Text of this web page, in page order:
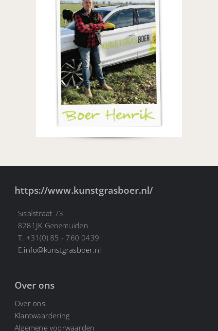
https://www.kunstgrasboer.nl/
Sisalstraat 73
8281JK Genemuiden
T. +31(0) 85 - 760 0439
E.info@kunstgrasboer.nl
Over ons
Over ons
Klantwaardering
Algemene voorwaarden